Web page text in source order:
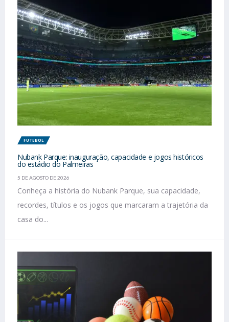
FUTEBOL
Nubank Parque: inauguração, capacidade e jogos históricos
do estádio do Palmeiras
5 DE AGOSTO DE 2026
Conheça a história do Nubank Parque, sua capacidade,
recordes, títulos e os jogos que marcaram a trajetória da
casa do...